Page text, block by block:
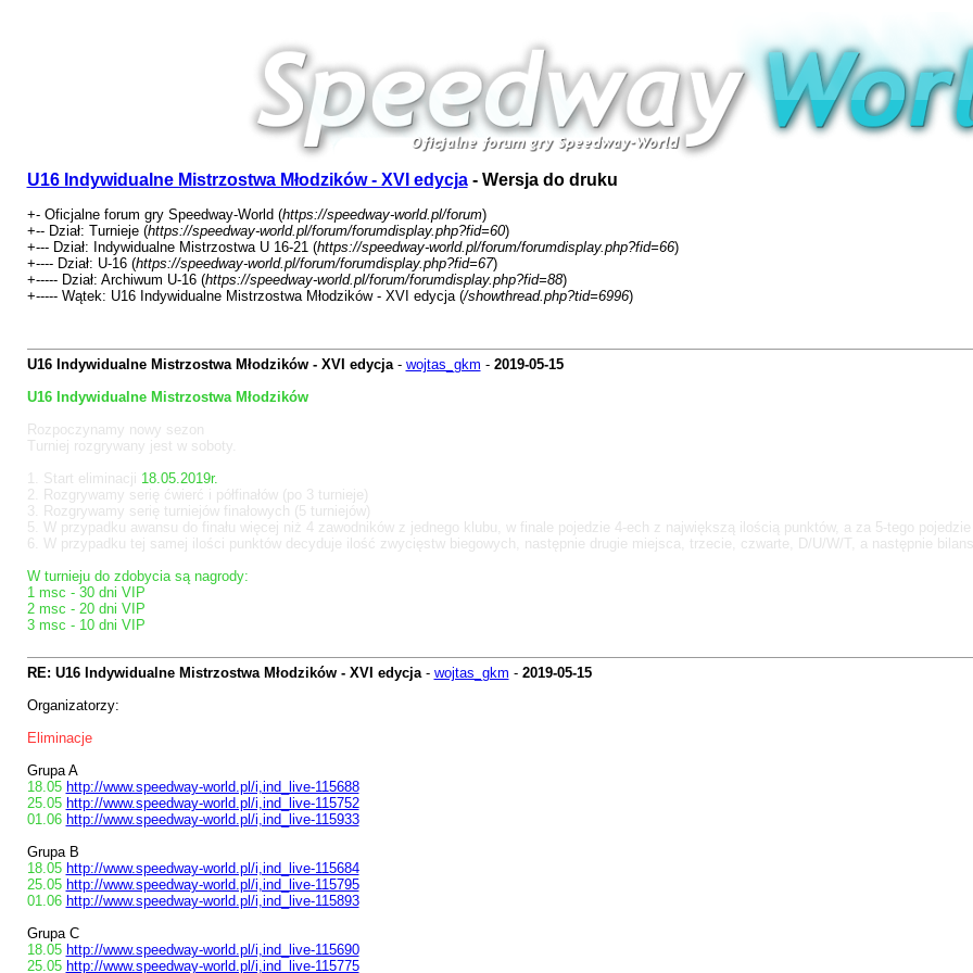
U16 Indywidualne Mistrzostwa Młodzików - XVI edycja- Wersja do druku
+- Oficjalne forum gry Speedway-World (https://speedway-world.pl/forum)
+-- Dział: Turnieje (https://speedway-world.pl/forum/forumdisplay.php?fid=60)
+--- Dział: Indywidualne Mistrzostwa U 16-21 (https://speedway-world.pl/forum/forumdisplay.php?fid=66)
+---- Dział: U-16 (https://speedway-world.pl/forum/forumdisplay.php?fid=67)
+----- Dział: Archiwum U-16 (https://speedway-world.pl/forum/forumdisplay.php?fid=88)
+----- Wątek: U16 Indywidualne Mistrzostwa Młodzików - XVI edycja (/showthread.php?tid=6996)
U16 Indywidualne Mistrzostwa Młodzików - XVI edycja- wojtas_gkm - 2019-05-15
U16 Indywidualne Mistrzostwa Młodzików
Rozpoczynamy nowy sezon
Turniej rozgrywany jest w soboty.
1. Start eliminacji 18.05.2019r.
2.
Rozgrywamy serię ćwierć i półfinałów (po 3 turnieje)
3. Rozgrywamy serię turniejów finałowych (5 turniejów)
5. W przypadku awansu do finału więcej niż 4 zawodników z jednego klubu, w finale pojedzie 4-ech z największą ilością punktów, a za 5-tego
6. W przypadku tej samej ilości punktów decyduje ilość zwycięstw biegowych, następnie drugie miejsca, trzecie, czwarte, D/U/W/T, a następnie
W turnieju do zdobycia są nagrody:
1 msc - 30 dni VIP
2 msc - 20 dni VIP
3 msc - 10 dni VIP
RE: U16 Indywidualne Mistrzostwa Młodzików - XVI edycja- wojtas_gkm - 2019-05-15
Organizatorzy:
Eliminacje
Grupa A
18.05 http://www.speedway-world.pl/i,ind_live-115688
25.05 http://www.speedway-world.pl/i,ind_live-115752
01.06 http://www.speedway-world.pl/i,ind_live-115933
Grupa B
18.05 http://www.speedway-world.pl/i,ind_live-115684
25.05 http://www.speedway-world.pl/i,ind_live-115795
01.06 http://www.speedway-world.pl/i,ind_live-115893
Grupa C
18.05 http://www.speedway-world.pl/i,ind_live-115690
25.05 http://www.speedway-world.pl/i,ind_live-115775